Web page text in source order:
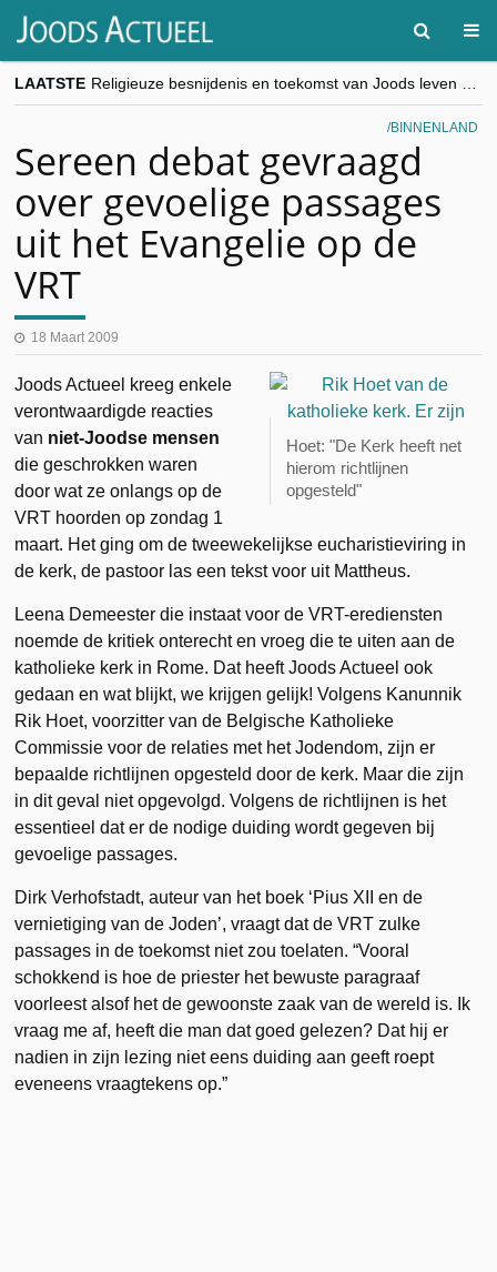
LAATSTE
“Besnijdenisdebat toont hoe moeilijk seculiere Westen minderheden begrijpt”, Jinnih Beels (Vooruit)
CITYTRIP | ROEMENIË – Boekarest: de verrassing van Oost-Europa
BINNENLAND
Sereen debat gevraagd
over gevoelige passages
uit het Evangelie op de
VRT
18 Maart 2009
Hoet: "De Kerk heeft net
hierom richtlijnen
opgesteld"
Joods Actueel kreeg enkele
verontwaardigde reacties
van niet-Joodse mensen
die geschrokken waren
door wat ze onlangs op de
VRT hoorden op zondag 1
maart. Het ging om de tweewekelijkse eucharistieviring in
de kerk, de pastoor las een tekst voor uit Mattheus.
Leena Demeester die instaat voor de VRT-erediensten
noemde de kritiek onterecht en vroeg die te uiten aan de
katholieke kerk in Rome. Dat heeft Joods Actueel ook
gedaan en wat blijkt, we krijgen gelijk! Volgens Kanunnik
Rik Hoet, voorzitter van de Belgische Katholieke
Commissie voor de relaties met het Jodendom, zijn er
bepaalde richtlijnen opgesteld door de kerk. Maar die zijn
in dit geval niet opgevolgd. Volgens de richtlijnen is het
essentieel dat er de nodige duiding wordt gegeven bij
gevoelige passages.
Dirk Verhofstadt, auteur van het boek ‘Pius XII en de
vernietiging van de Joden’, vraagt dat de VRT zulke
passages in de toekomst niet zou toelaten. “Vooral
schokkend is hoe de priester het bewuste paragraaf
voorleest alsof het de gewoonste zaak van de wereld is. Ik
vraag me af, heeft die man dat goed gelezen? Dat hij er
nadien in zijn lezing niet eens duiding aan geeft roept
eveneens vraagtekens op.”